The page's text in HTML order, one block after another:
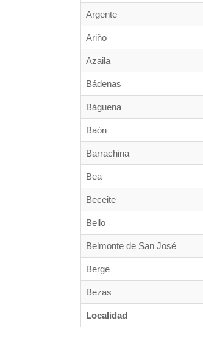
Argente
Ariño
Azaila
Bádenas
Báguena
Baón
Barrachina
Bea
Beceite
Bello
Belmonte de San José
Berge
Bezas
Localidad